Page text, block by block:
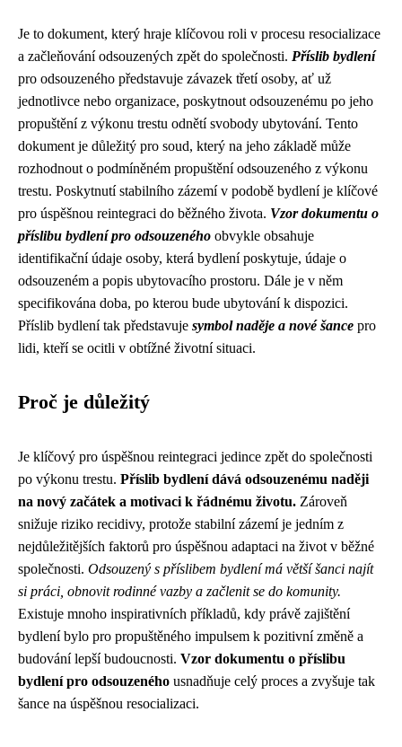
Je to dokument, který hraje klíčovou roli v procesu resocializace
a začleňování odsouzených zpět do společnosti. Příslib bydlení
pro odsouzeného představuje závazek třetí osoby, ať už
jednotlivce nebo organizace, poskytnout odsouzenému po jeho
propuštění z výkonu trestu odnětí svobody ubytování. Tento
dokument je důležitý pro soud, který na jeho základě může
rozhodnout o podmíněném propuštění odsouzeného z výkonu
trestu. Poskytnutí stabilního zázemí v podobě bydlení je klíčové
pro úspěšnou reintegraci do běžného života. Vzor dokumentu o
příslibu bydlení pro odsouzeného obvykle obsahuje
identifikační údaje osoby, která bydlení poskytuje, údaje o
odsouzeném a popis ubytovacího prostoru. Dále je v něm
specifikována doba, po kterou bude ubytování k dispozici.
Příslib bydlení tak představuje symbol naděje a nové šance pro
lidi, kteří se ocitli v obtížné životní situaci.
Proč je důležitý
Je klíčový pro úspěšnou reintegraci jedince zpět do společnosti
po výkonu trestu. Příslib bydlení dává odsouzenému naději
na nový začátek a motivaci k řádnému životu. Zároveň
snižuje riziko recidivy, protože stabilní zázemí je jedním z
nejdůležitějších faktorů pro úspěšnou adaptaci na život v běžné
společnosti. Odsouzený s příslibem bydlení má větší šanci najít
si práci, obnovit rodinné vazby a začlenit se do komunity.
Existuje mnoho inspirativních příkladů, kdy právě zajištění
bydlení bylo pro propuštěného impulsem k pozitivní změně a
budování lepší budoucnosti. Vzor dokumentu o příslibu
bydlení pro odsouzeného usnadňuje celý proces a zvyšuje tak
šance na úspěšnou resocializaci.